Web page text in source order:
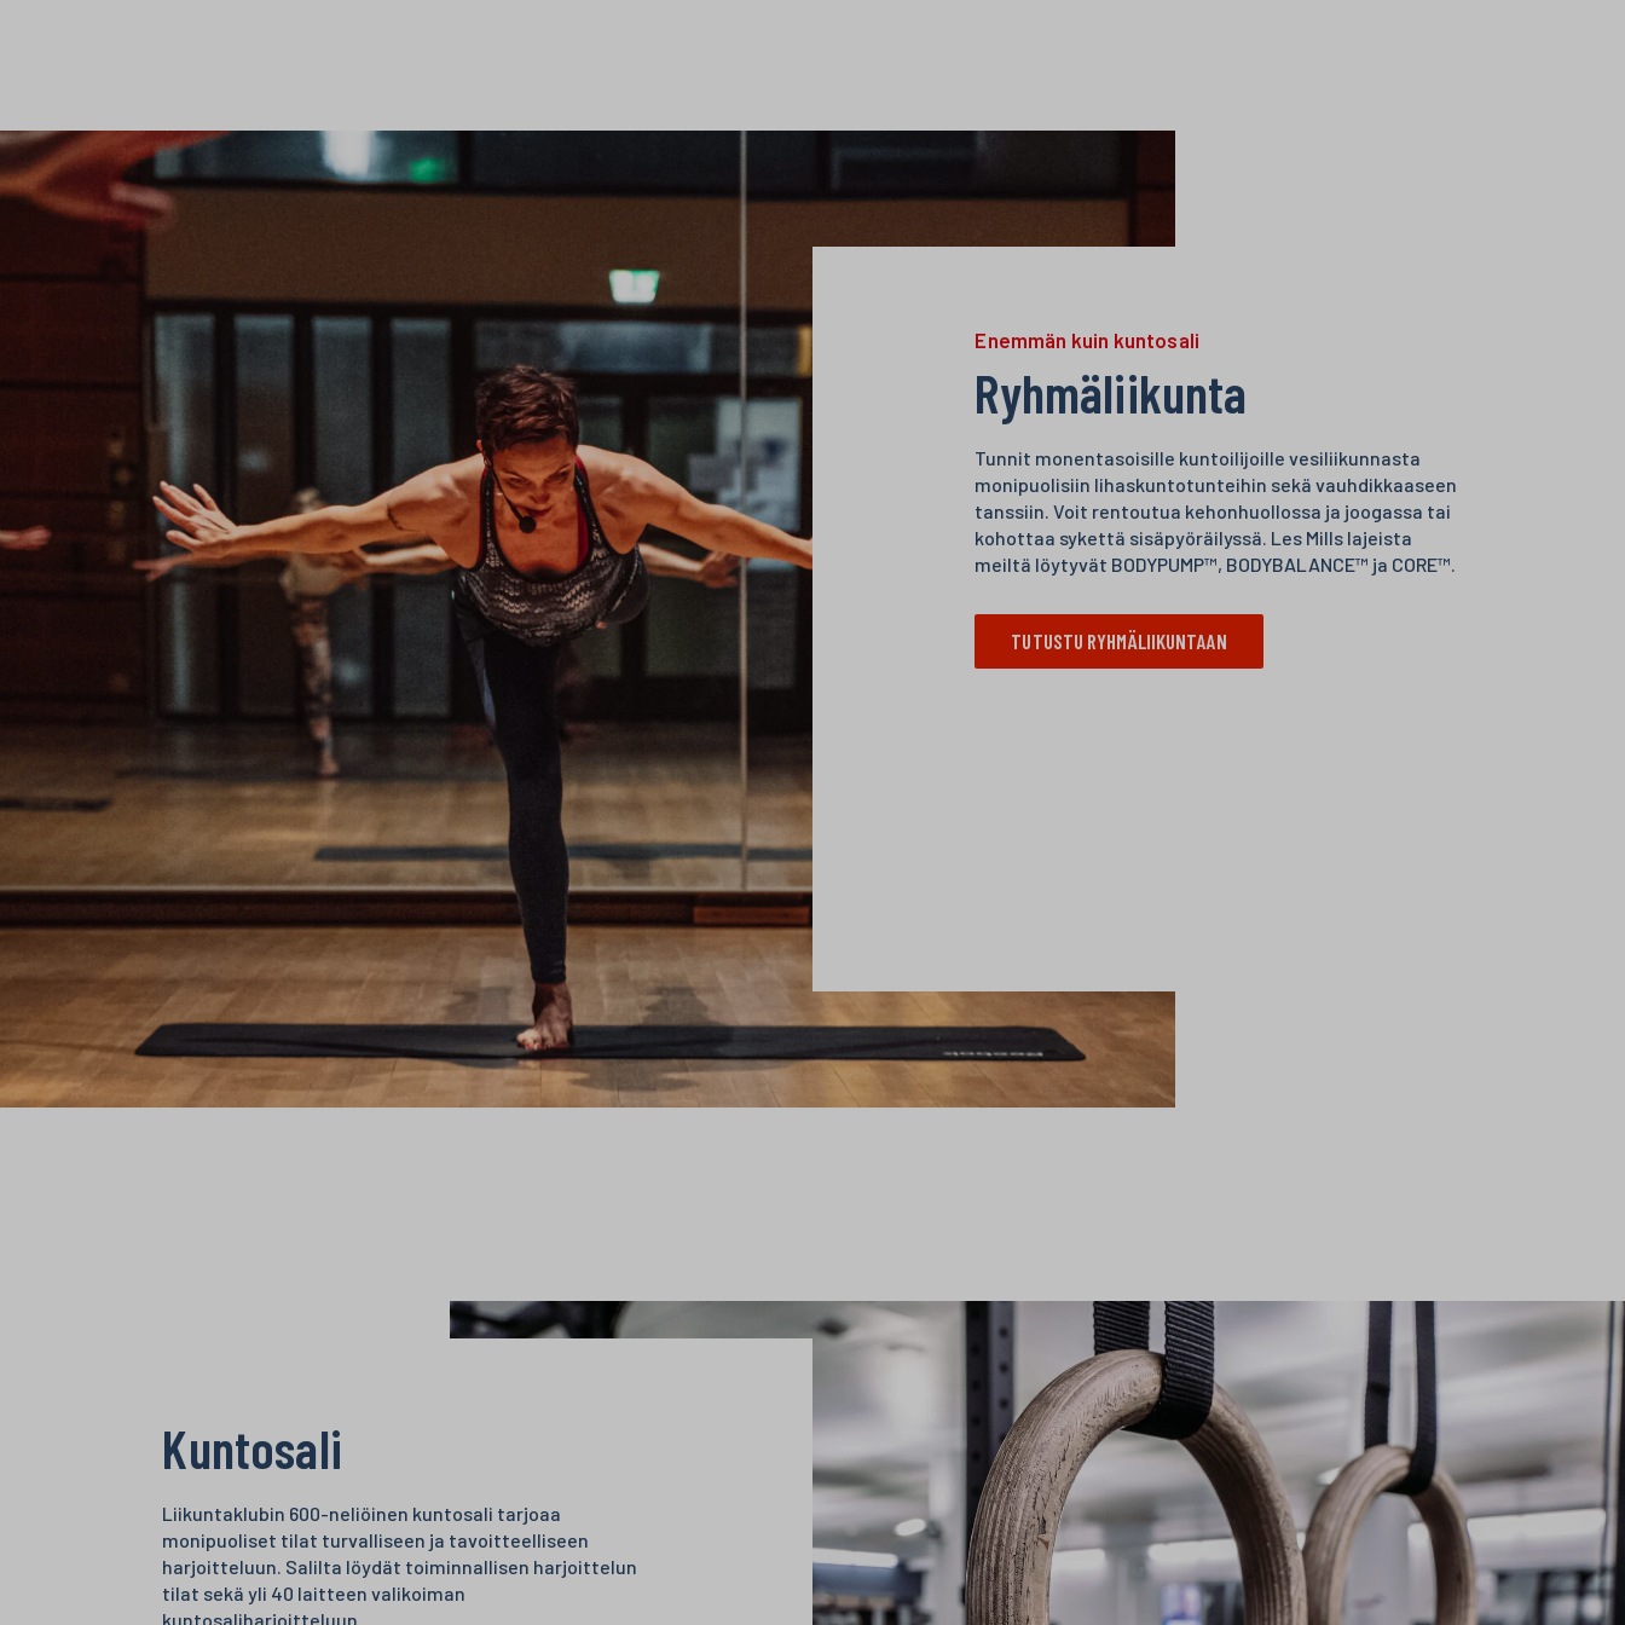
Enemmän kuin kuntosali
Ryhmäliikunta
Tunnit monentasoisille kuntoilijoille vesiliikunnasta
monipuolisiin lihaskuntotunteihin sekä vauhdikkaaseen
tanssiin. Voit rentoutua kehonhuollossa ja joogassa tai
kohottaa sykettä sisäpyöräilyssä. Les Mills lajeista
meiltä löytyvät BODYPUMP™, BODYBALANCE™ ja CORE™.
TUTUSTU RYHMÄLIIKUNTAAN
Kuntosali
Liikuntaklubin 600-neliöinen kuntosali tarjoaa
monipuoliset tilat turvalliseen ja tavoitteelliseen
harjoitteluun. Salilta löydät toiminnallisen harjoittelun
tilat sekä yli 40 laitteen valikoiman
kuntosaliharjoitteluun.